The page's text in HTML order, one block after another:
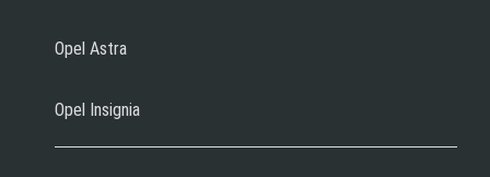
Opel Astra
Opel Insignia